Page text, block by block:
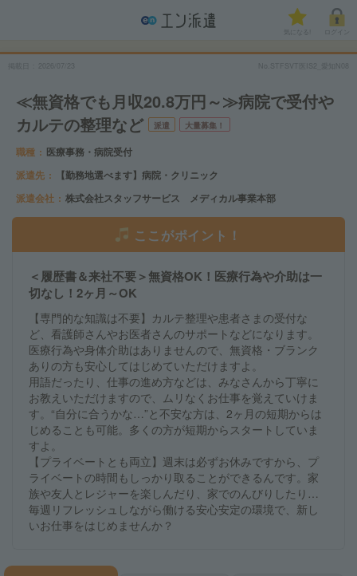
気になる!
≪無資格でも月収20.8万円～≫病院で受付や
カルテの整理など
派遣 大量募集！
職種
医療事務・病院受付
派遣先
【勤務地選べます】病院・クリニック
派遣会社
株式会社スタッフサービス メディカル事業本部
ここがポイント！
＜履歴書＆来社不要＞無資格OK！医療行為や介助は一
切なし！2ヶ月～OK
【専門的な知識は不要】カルテ整理や患者さまの受付な
ど、看護師さんやお医者さんのサポートなどになります。
医療行為や身体介助はありませんので、無資格・ブランク
ありの方も安心してはじめていただけますよ。
用語だったり、仕事の進め方などは、みなさんから丁寧に
お教えいただけますので、ムリなくお仕事を覚えていけま
す。“自分に合うかな…”と不安な方は、2ヶ月の短期からは
じめることも可能。多くの方が短期からスタートしていま
すよ。
【プライベートとも両立】週末は必ずお休みですから、プ
ライベートの時間もしっかり取ることができるんです。家
族や友人とレジャーを楽しんだり、家でのんびりしたり…
毎週リフレッシュしながら働ける安心安定の環境で、新し
いお仕事をはじめませんか？